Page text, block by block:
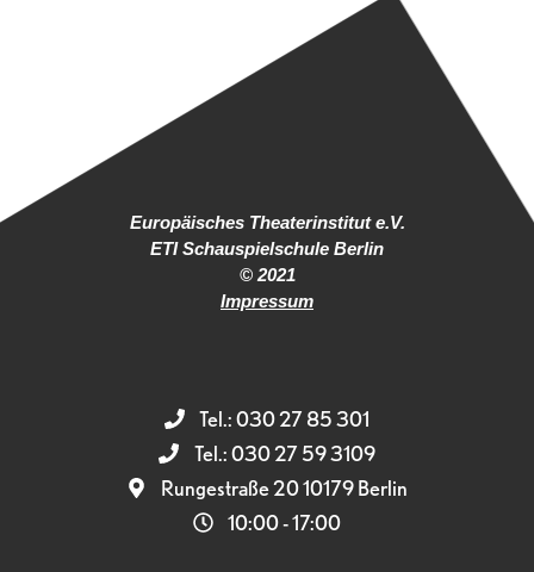
Europäisches Theaterinstitut e.V.
ETI Schauspielschule Berlin
© 2021
Impressum
Tel.: 030 27 85 301
Tel.: 030 27 59 3109
Rungestraße 20 10179 Berlin
10:00 - 17:00